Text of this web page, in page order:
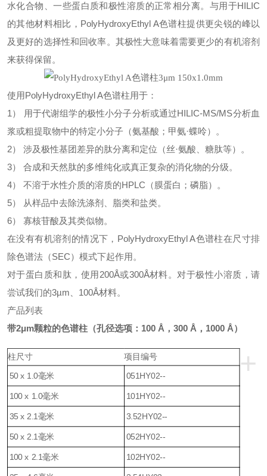
水化合物、一些蛋白质和极性溶质的正常相分离。与用于HILIC
的其他材料相比， PolyHydroxyEthyl A色谱柱提供更尖锐的峰以
及更好的选择性和回收率。其极性大意味着需要更少的有机溶剂
来获得保留。
使用PolyHydroxyEthylA色谱柱用于：
1） 用于代谢组学的极性小分子分析或通过HILIC-MS/MS分析血
浆或粗提取物中的特定小分子（氨基酸；甲氨·蝶呤）。
2） 涉及极性基团差异的肽分离和定位（丝·氨酸、糖肽等）。
3） 合成和天然肽的多维纯化或真正复杂的消化物的分级。
4） 不溶于水性介质的溶质的HPLC（膜蛋白；磷脂）。
5） 从样品中去除洗涤剂、脂类和盐类。
6） 寡核苷酸及其类似物。
在没有有机溶剂的情况下， PolyHydroxyEthylA色谱柱在尺寸排
除色谱法（SEC）模式下起作用。
对于蛋白质和肽，使用200Å或300Å材料。对于极性小溶质，请
尝试我们的3µm、100Å材料。
产品列表
带2μm颗粒的色谱柱 （孔径选项： 100 Å ， 300 Å ， 1000 Å）
+
柱尺寸
项目编号
50 x 1.0毫米
051HY02--
100 x 1.0毫米 101HY02--
35 x 2.1毫米 3.52HY02--
50 x 2.1毫米 052HY02--
100 x 2.1毫米 102HY02--